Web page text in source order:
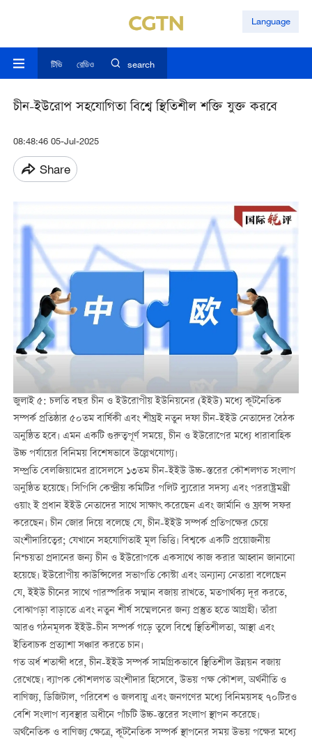
Language
টিভি রেডিও search
চীন-ইউরোপ সহযোগিতা বিশ্বে স্থিতিশীল শক্তি যুক্ত করবে
08:48:46 05-Jul-2025
Share
জুলাই ৫: চলতি বছর চীন ও ইউরোপীয় ইউনিয়নের (ইইউ) মধ্যে কূটনৈতিক
সম্পর্ক প্রতিষ্ঠার ৫০তম বার্ষিকী এবং শীঘ্রই নতুন দফা চীন-ইইউ নেতাদের বৈঠক
অনুষ্ঠিত হবে। এমন একটি গুরুত্বপূর্ণ সময়ে, চীন ও ইউরোপের মধ্যে ধারাবাহিক
উচ্চ পর্যায়ের বিনিময় বিশেষভাবে উল্লেখযোগ্য।
সম্প্রতি বেলজিয়ামের ব্রাসেলসে ১৩তম চীন-ইইউ উচ্চ-স্তরের কৌশলগত সংলাপ
অনুষ্ঠিত হয়েছে। সিপিসি কেন্দ্রীয় কমিটির পলিট ব্যুরোর সদস্য এবং পররাষ্ট্রমন্ত্রী
ওয়াং ই প্রধান ইইউ নেতাদের সাথে সাক্ষাৎ করেছেন এবং জার্মানি ও ফ্রান্স সফর
করেছেন। চীন জোর দিয়ে বলেছে যে, চীন-ইইউ সম্পর্ক প্রতিপক্ষের চেয়ে
অংশীদারিত্বের; যেখানে সহযোগিতাই মূল ভিত্তি। বিশ্বকে একটি প্রয়োজনীয়
নিশ্চয়তা প্রদানের জন্য চীন ও ইউরোপকে একসাথে কাজ করার আহ্বান জানানো
হয়েছে। ইউরোপীয় কাউন্সিলের সভাপতি কোস্টা এবং অন্যান্য নেতারা বলেছেন
যে, ইইউ চীনের সাথে পারস্পরিক সম্মান বজায় রাখতে, মতপার্থক্য দূর করতে,
বোঝাপড়া বাড়াতে এবং নতুন শীর্ষ সম্মেলনের জন্য প্রস্তুত হতে আগ্রহী। তাঁরা
আরও গঠনমূলক ইইউ-চীন সম্পর্ক গড়ে তুলে বিশ্বে স্থিতিশীলতা, আস্থা এবং
ইতিবাচক প্রত্যাশা সঞ্চার করতে চান।
গত অর্ধ শতাব্দী ধরে, চীন-ইইউ সম্পর্ক সামগ্রিকভাবে স্থিতিশীল উন্নয়ন বজায়
রেখেছে। ব্যাপক কৌশলগত অংশীদার হিসেবে, উভয় পক্ষ কৌশল, অর্থনীতি ও
বাণিজ্য, ডিজিটাল, পরিবেশ ও জলবায়ু এবং জনগণের মধ্যে বিনিময়সহ ৭০টিরও
বেশি সংলাপ ব্যবস্থার অধীনে পাঁচটি উচ্চ-স্তরের সংলাপ স্থাপন করেছে।
অর্থনৈতিক ও বাণিজ্য ক্ষেত্রে, কূটনৈতিক সম্পর্ক স্থাপনের সময় উভয় পক্ষের মধ্যে